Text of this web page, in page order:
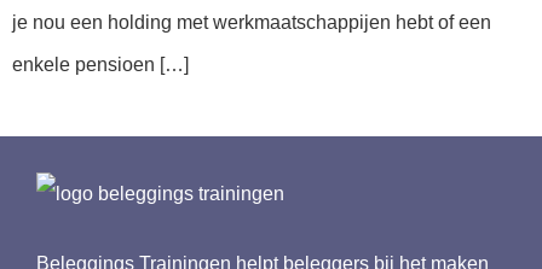
je nou een holding met werkmaatschappijen hebt of een
enkele pensioen […]
Beleggings Trainingen helpt beleggers bij het maken